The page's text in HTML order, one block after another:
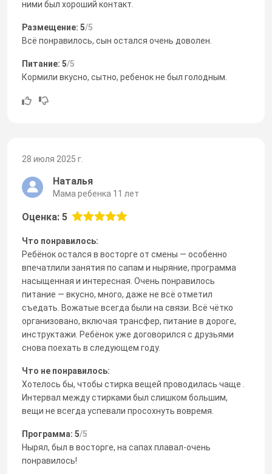
ними был хороший контакт.
Размещение: 5/5
Всё понравилось, сын остался очень доволен.
Питание: 5/5
Кормили вкусно, сытно, ребенок не был голодным.
28 июля 2025 г.
Наталья
Мама ребенка 11 лет
Оценка: 5
Что понравилось:
Ребёнок остался в восторге от смены — особенно
впечатлили занятия по сапам и ныряние, программа
насыщенная и интересная. Очень понравилось
питание — вкусно, много, даже не всё отметил
съедать. Вожатые всегда были на связи. Всё чётко
организовано, включая трансфер, питание в дороге,
инструктажи. Ребёнок уже договорился с друзьями
снова поехать в следующем году.
Что не понравилось:
Хотелось бы, чтобы стирка вещей проводилась чаще .
Интервал между стирками был слишком большим,
вещи не всегда успевали просохнуть вовремя.
Программа: 5/5
Нырял, был в восторге, на сапах плавал-очень
понравилось!